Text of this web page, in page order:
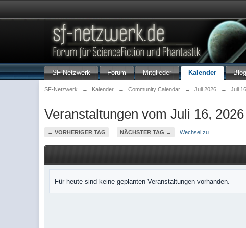
SF-Netzwerk Forum Mitglieder Kalender
SF-Netzwerk → Kalender → Community Calendar → Juli 2026 → Juli
Veranstaltungen vom Juli 16, 2026
← VORHERIGER TAG NÄCHSTER TAG → Wechsel zu...
Für heute sind keine geplanten Veranstaltungen vorhanden.